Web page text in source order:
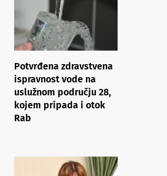
Potvrđena zdravstvena
ispravnost vode na
uslužnom području 28,
kojem pripada i otok
Rab